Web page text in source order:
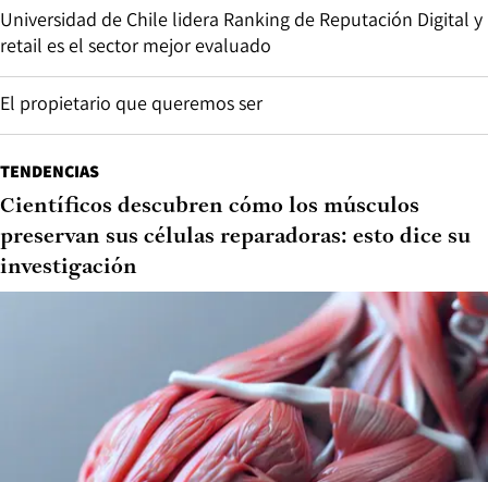
Universidad de Chile lidera Ranking de Reputación Digital y
retail es el sector mejor evaluado
El propietario que queremos ser
TENDENCIAS
Científicos descubren cómo los músculos
preservan sus células reparadoras: esto dice su
investigación